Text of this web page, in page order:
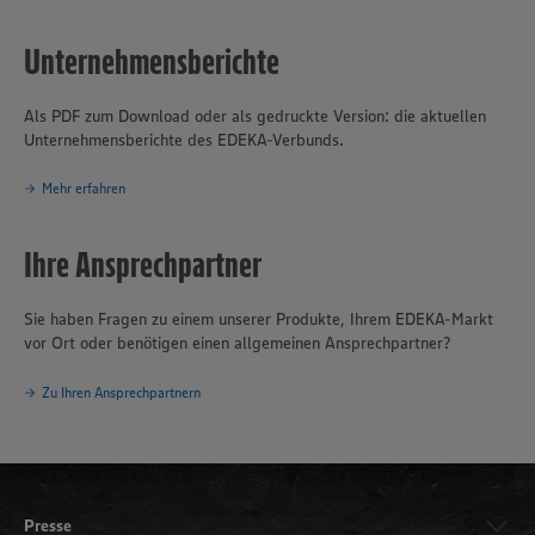
Unternehmensberichte
Als PDF zum Download oder als gedruckte Version: die aktuellen
Unternehmensberichte des EDEKA-Verbunds.
Mehr erfahren
Ihre Ansprechpartner
Sie haben Fragen zu einem unserer Produkte, Ihrem EDEKA-Markt
vor Ort oder benötigen einen allgemeinen Ansprechpartner?
Zu Ihren Ansprechpartnern
Presse